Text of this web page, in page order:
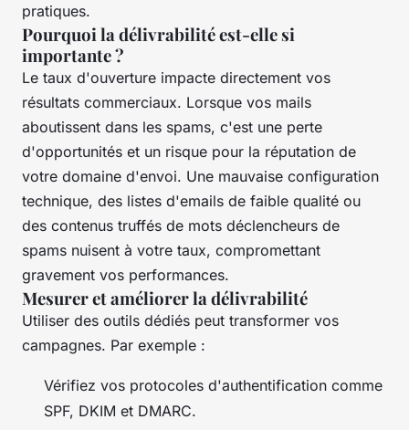
pratiques.
Pourquoi la délivrabilité est-elle si
importante ?
Le taux d'ouverture impacte directement vos
résultats commerciaux. Lorsque vos mails
aboutissent dans les spams, c'est une perte
d'opportunités et un risque pour la réputation de
votre domaine d'envoi. Une mauvaise configuration
technique, des listes d'emails de faible qualité ou
des contenus truffés de mots déclencheurs de
spams nuisent à votre taux, compromettant
gravement vos performances.
Mesurer et améliorer la délivrabilité
Utiliser des outils dédiés peut transformer vos
campagnes. Par exemple :
Vérifiez vos protocoles d'authentification comme
SPF, DKIM et DMARC.